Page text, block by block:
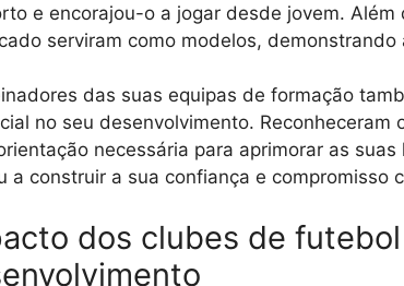
e encorajou-o a jogar desde jovem.
serviram como modelos,
das suas equipas de formação
no seu desenvolvimento.
necessária para aprimorar as
a construir a sua confiança e compromisso
dos clubes de